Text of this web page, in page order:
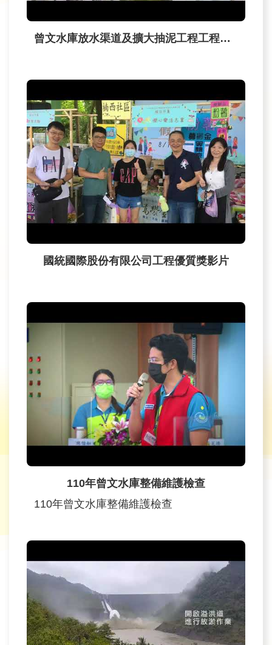
曾文水庫放水渠道及擴大抽泥工程工程介紹影片
國統國際股份有限公司工程優質獎影片
110年曾文水庫整備維護檢查
110年曾文水庫整備維護檢查